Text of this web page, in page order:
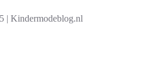
| Kindermodeblog.nl